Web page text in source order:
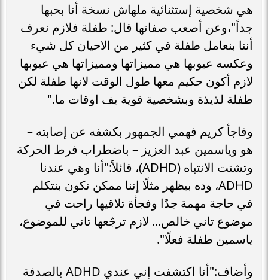
هي شخصية إستثنائية ملهاش نسخة أنا بحبها
جداً"،وعن أصعب صفاتها قال: طفلة فلازم نعرف
أننا بنعامل طفلة في كثير من الاحيان كل شيء
وعكسه عيوبها هي مميزاتها ومميزاتها هي عيوبها
لازم أكون حكيم معها طول الوقت لانها طفلة لكن
طفلة لذيذة وبشخصية قوية يف اوقات ما."
وفاجأ كريم فهمي الجمهور بكشفه عن إصابته –
هو وياسمين عبد العزيز – باضطراب فرط الحركة
وتشتت الانتباه (ADHD)، قائلاً:"أنا وهي عندنا
ADHD، وده بيظهر مثلًا إننا ممكن نكون بنتكلم
في حاجة مهمة جدًا وفجأة تلاقيها راحت في
موضوع تاني خالص... لازم ترجّعها تاني للموضوع،
ياسمين طفلة فعلًا".
وأضاف:"أنا اكتشفت إني عندي ADHD بالصدفة